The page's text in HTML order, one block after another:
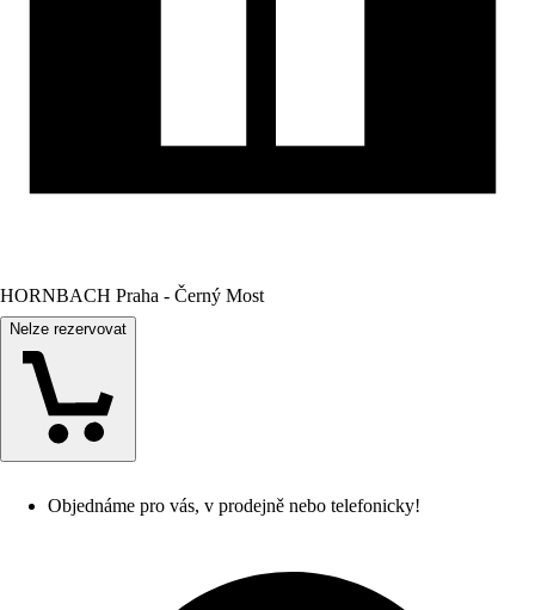
HORNBACH Praha - Černý Most
Nelze rezervovat
Objednáme pro vás, v prodejně nebo telefonicky!